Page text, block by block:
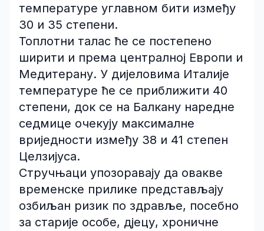
температуре углавном бити између
30 и 35 степени.
Топлотни талас ће се постепено
ширити и према централној Европи и
Медитерану. У дијеловима Италије
температуре ће се приближити 40
степени, док се на Балкану наредне
седмице очекују максималне
вриједности између 38 и 41 степен
Целзијуса.
Стручњаци упозоравају да овакве
временске прилике представљају
озбиљан ризик по здравље, посебно
за старије особе, дјецу, хроничне